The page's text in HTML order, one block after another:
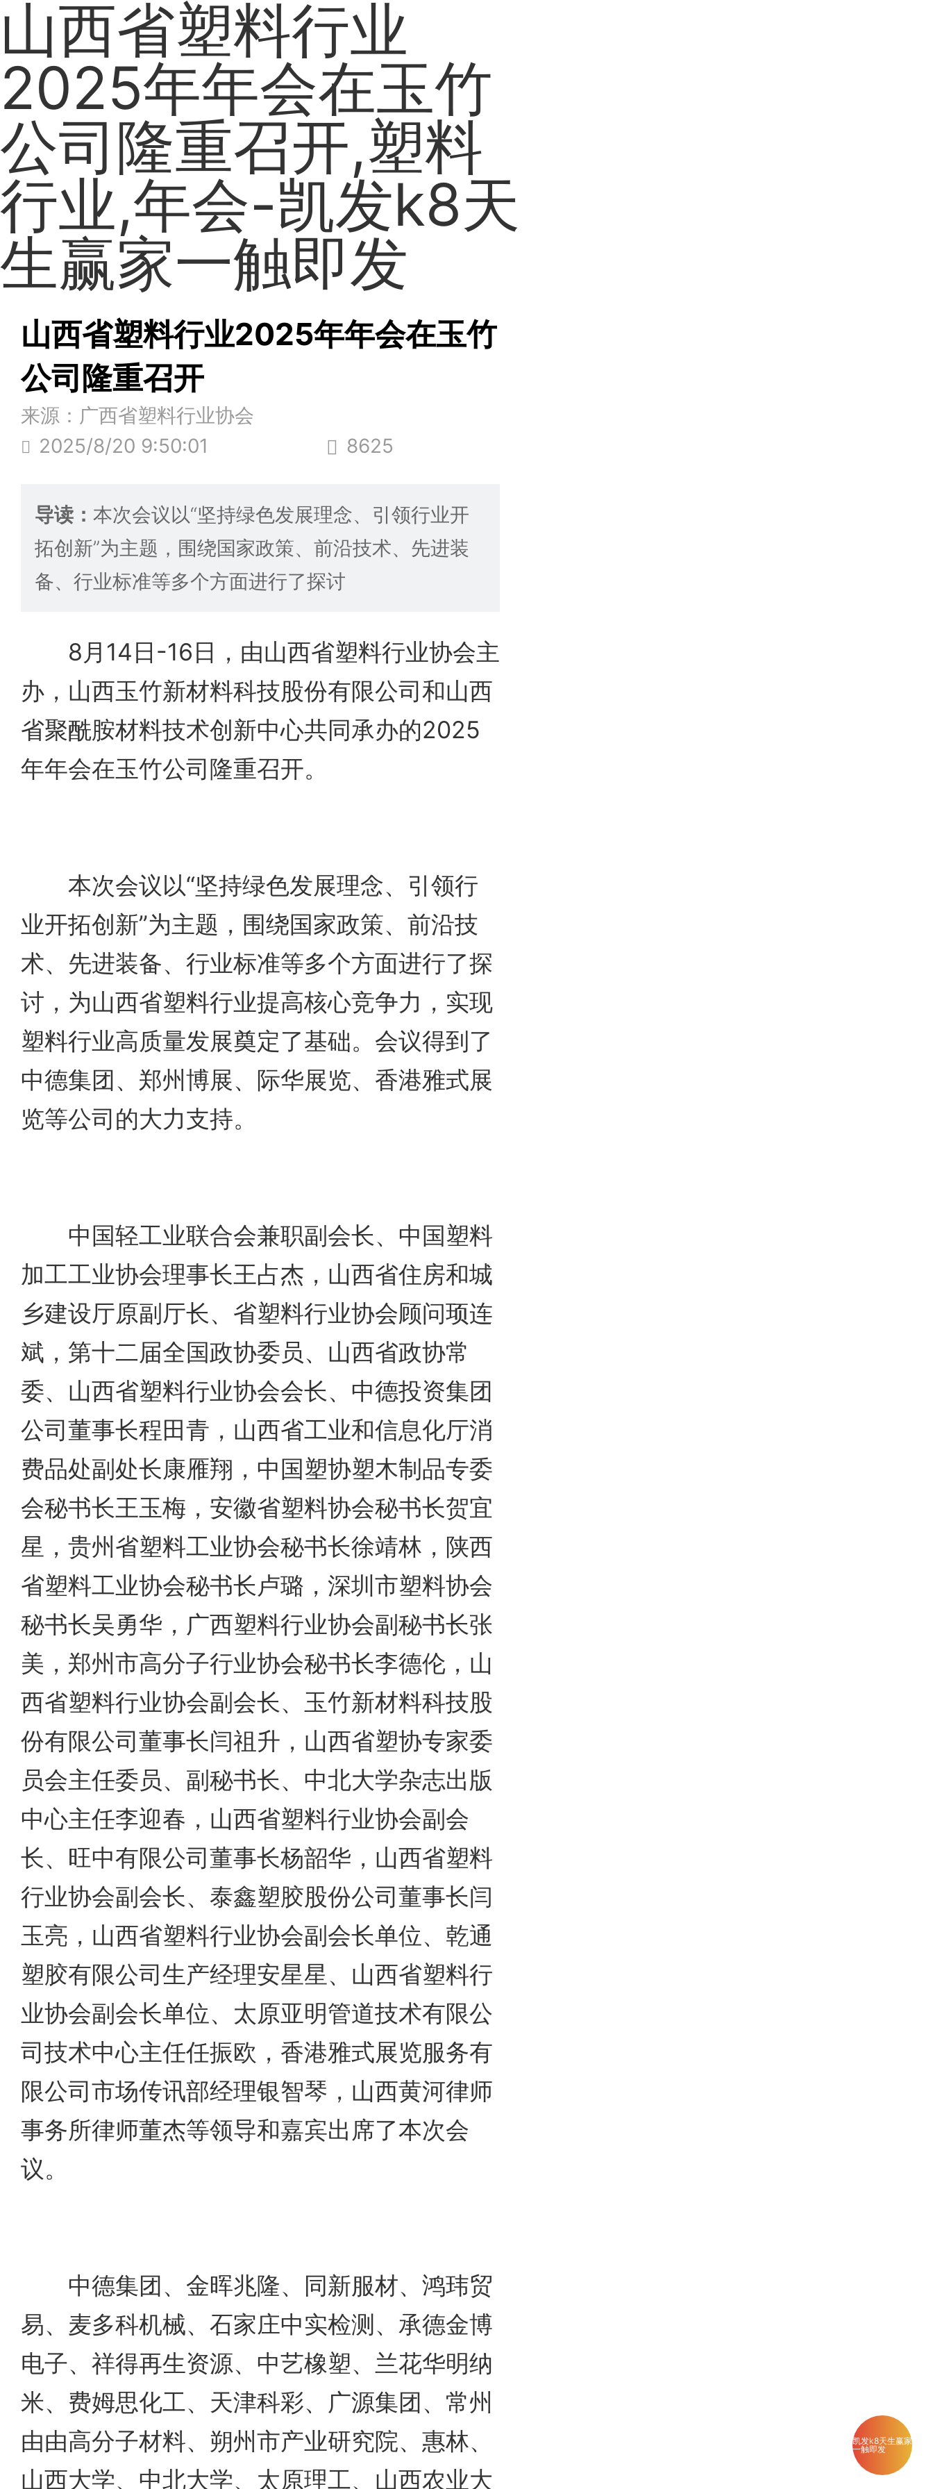
山西省塑料行业
2025年年会在玉竹
公司隆重召开,塑料
行业,年会-凯发k8天
生赢家一触即发
山西省塑料行业2025年年会在玉竹
公司隆重召开
来源：广西省塑料行业协会
2025/8/20 9:50:01
8625
导读： 本次会议以“坚持绿色发展理念、引领行业开
拓创新”为主题，围绕国家政策、前沿技术、先进装
备、行业标准等多个方面进行了探讨
8月14日-16日，由山西省塑料行业协会主
办，山西玉竹新材料科技股份有限公司和山西
省聚酰胺材料技术创新中心共同承办的2025
年年会在玉竹公司隆重召开。
本次会议以“坚持绿色发展理念、引领行
业开拓创新”为主题，围绕国家政策、前沿技
术、先进装备、行业标准等多个方面进行了探
讨，为山西省塑料行业提高核心竞争力，实现
塑料行业高质量发展奠定了基础。会议得到了
中德集团、郑州博展、际华展览、香港雅式展
览等公司的大力支持。
中国轻工业联合会兼职副会长、中国塑料
加工工业协会理事长王占杰，山西省住房和城
乡建设厅原副厅长、省塑料行业协会顾问顼连
斌，第十二届全国政协委员、山西省政协常
委、山西省塑料行业协会会长、中德投资集团
公司董事长程田青，山西省工业和信息化厅消
费品处副处长康雁翔，中国塑协塑木制品专委
会秘书长王玉梅，安徽省塑料协会秘书长贺宜
星，贵州省塑料工业协会秘书长徐靖林，陕西
省塑料工业协会秘书长卢璐，深圳市塑料协会
秘书长吴勇华，广西塑料行业协会副秘书长张
美，郑州市高分子行业协会秘书长李德伦，山
西省塑料行业协会副会长、玉竹新材料科技股
份有限公司董事长闫祖升，山西省塑协专家委
员会主任委员、副秘书长、中北大学杂志出版
中心主任李迎春，山西省塑料行业协会副会
长、旺中有限公司董事长杨韶华，山西省塑料
行业协会副会长、泰鑫塑胶股份公司董事长闫
玉亮，山西省塑料行业协会副会长单位、乾通
塑胶有限公司生产经理安星星、山西省塑料行
业协会副会长单位、太原亚明管道技术有限公
司技术中心主任任振欧，香港雅式展览服务有
限公司市场传讯部经理银智琴，山西黄河律师
事务所律师董杰等领导和嘉宾出席了本次会
议。
中德集团、金晖兆隆、同新服材、鸿玮贸
易、麦多科机械、石家庄中实检测、承德金博
电子、祥得再生资源、中艺橡塑、兰花华明纳
米、费姆思化工、天津科彩、广源集团、常州
由由高分子材料、朔州市产业研究院、惠林、
山西大学、中北大学、太原理工、山西农业大
凯发k8天生赢家
一触即发